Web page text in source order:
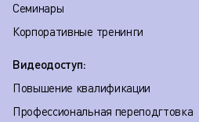
Семинары
Корпоративные тренинги
Видеодоступ:
Повышение квалификации
Профессиональная переподгтовка